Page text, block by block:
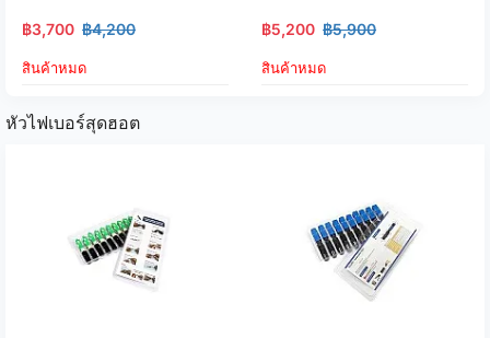
฿3,700 ฿4,200
สินค้าหมด
฿5,200 ฿5,900
สินค้าหมด
หัวไฟเบอร์สุดฮอต